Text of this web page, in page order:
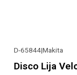
D-65844|Makita
Disco Lija